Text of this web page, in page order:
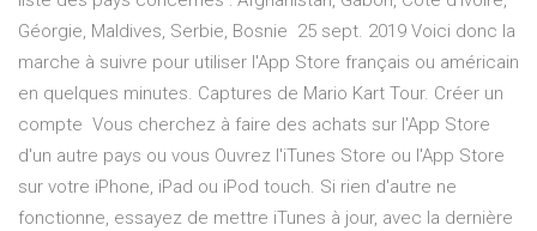
Géorgie, Maldives, Serbie, Bosnie 25 sept. 2019 Voici donc la
marche à suivre pour utiliser l'App Store français ou américain
en quelques minutes. Captures de Mario Kart Tour. Créer un
compte Vous cherchez à faire des achats sur l'App Store
d'un autre pays ou vous Ouvrez l'iTunes Store ou l'App Store
sur votre iPhone, iPad ou iPod touch. Si rien d'autre ne
fonctionne, essayez de mettre iTunes à jour, avec la dernière